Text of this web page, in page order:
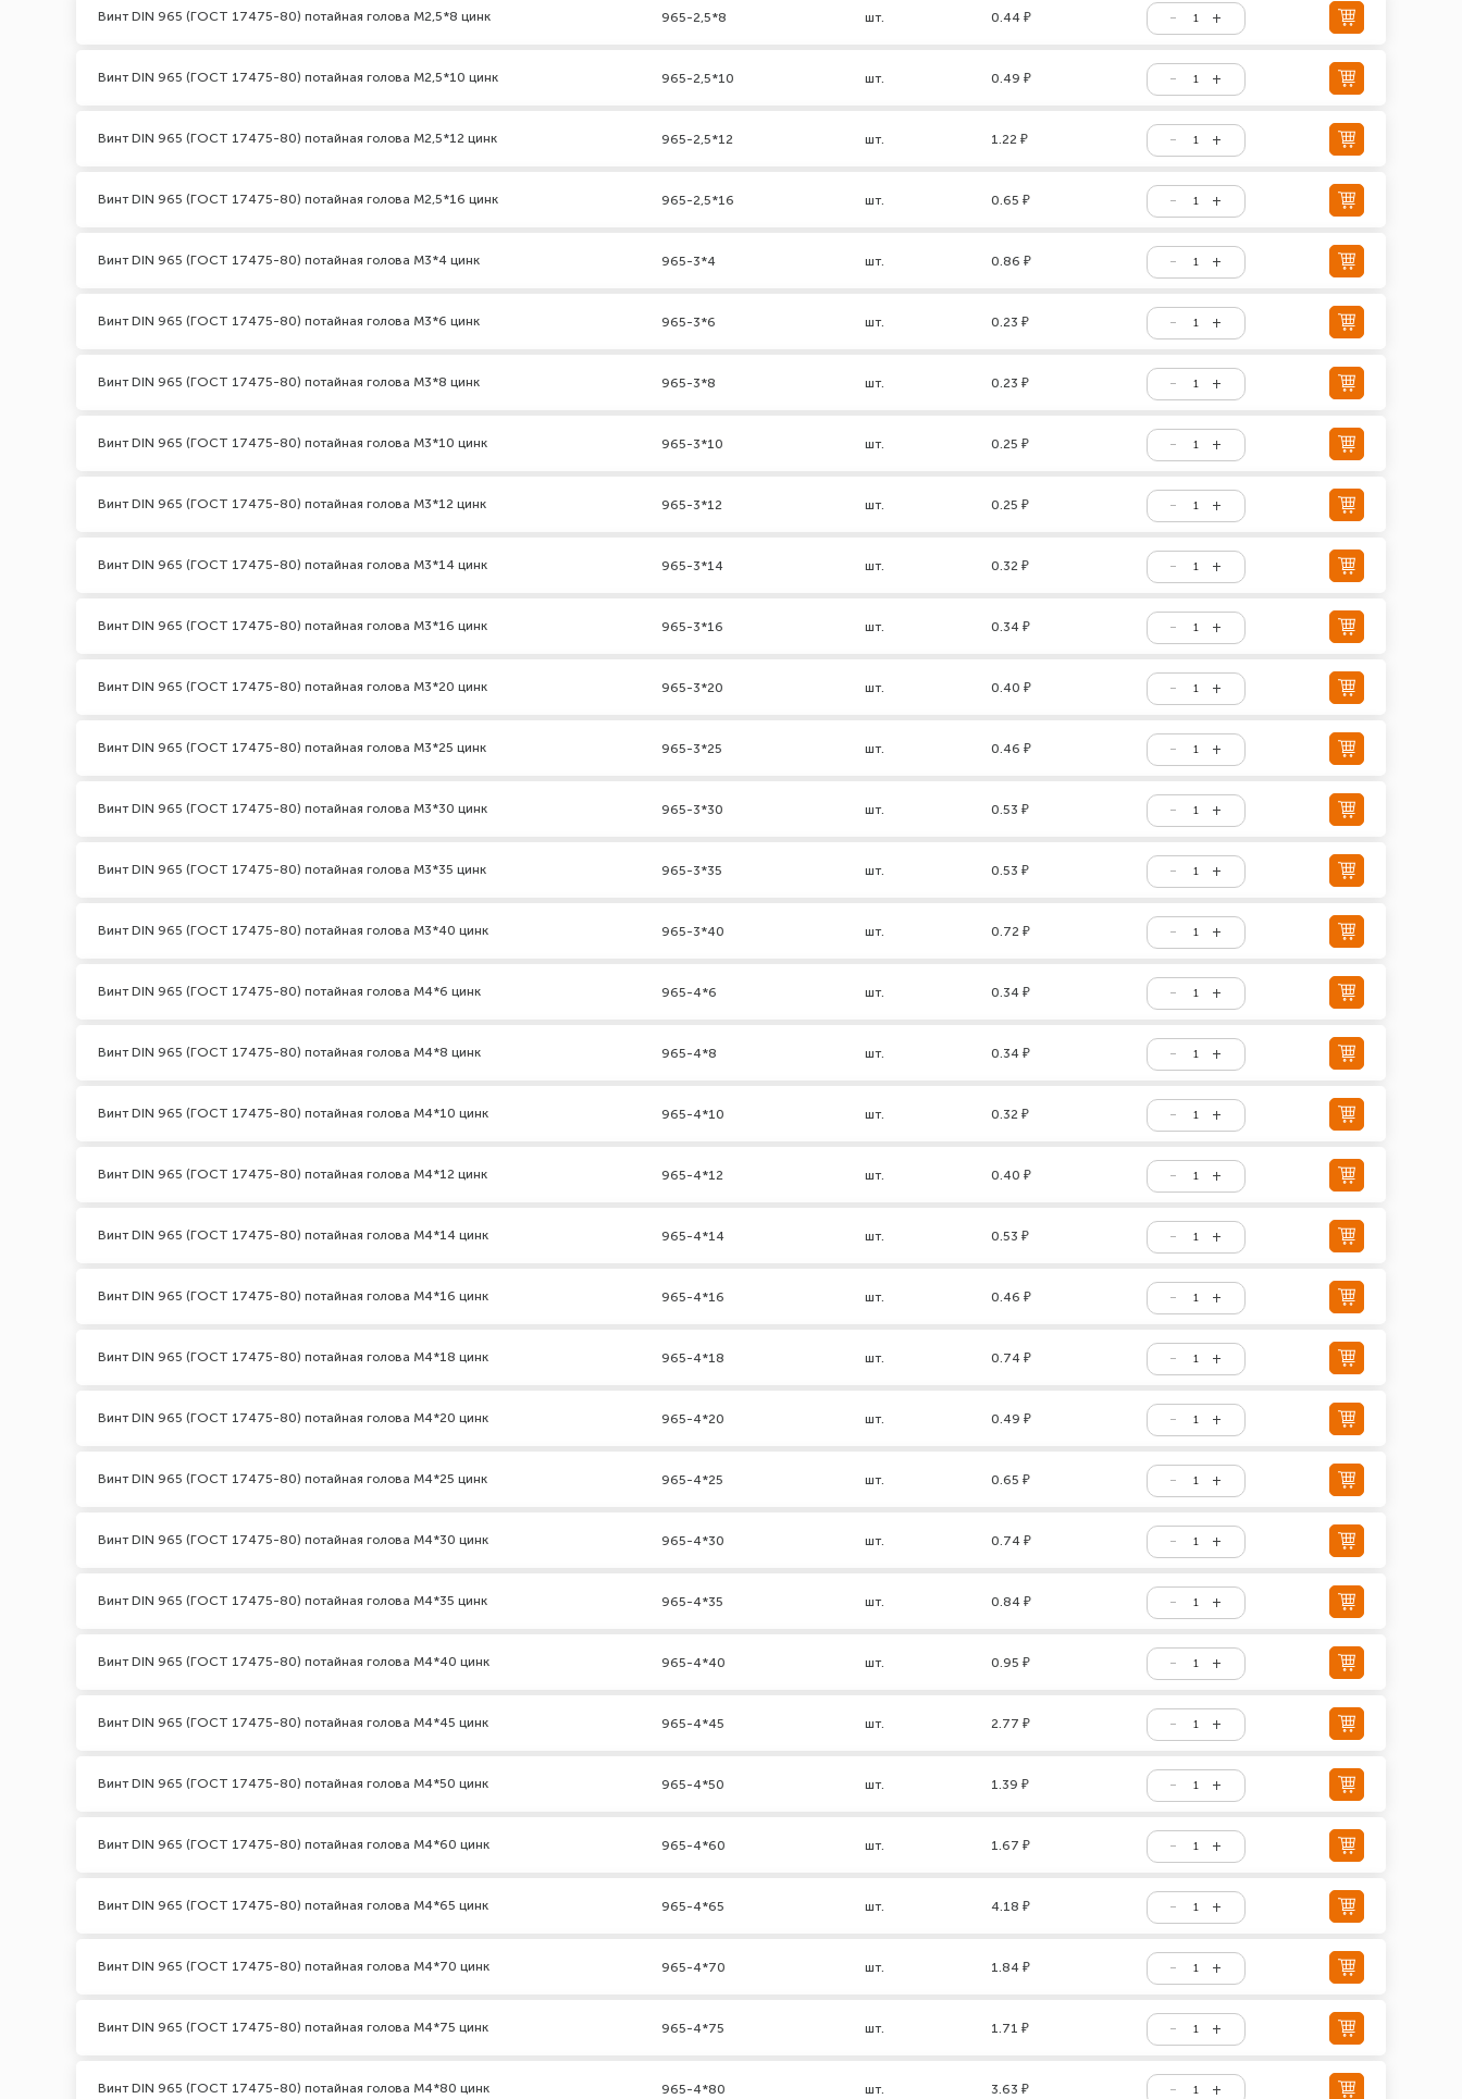
Винт DIN 965 (ГОСТ 17475-80) потайная голова М2,5*8 цинк 965-2,5*8 шт. 0.44 ₽
Винт DIN 965 (ГОСТ 17475-80) потайная голова М2,5*10 цинк 965-2,5*10 шт. 0.49 ₽
Винт DIN 965 (ГОСТ 17475-80) потайная голова М2,5*12 цинк 965-2,5*12 шт. 1.22 ₽
Винт DIN 965 (ГОСТ 17475-80) потайная голова М2,5*16 цинк 965-2,5*16 шт. 0.65 ₽
Винт DIN 965 (ГОСТ 17475-80) потайная голова М3*4 цинк 965-3*4 шт. 0.86 ₽
Винт DIN 965 (ГОСТ 17475-80) потайная голова М3*6 цинк 965-3*6 шт. 0.23 ₽
Винт DIN 965 (ГОСТ 17475-80) потайная голова М3*8 цинк 965-3*8 шт. 0.23 ₽
Винт DIN 965 (ГОСТ 17475-80) потайная голова М3*10 цинк 965-3*10 шт. 0.25 ₽
Винт DIN 965 (ГОСТ 17475-80) потайная голова М3*12 цинк 965-3*12 шт. 0.25 ₽
Винт DIN 965 (ГОСТ 17475-80) потайная голова М3*14 цинк 965-3*14 шт. 0.32 ₽
Винт DIN 965 (ГОСТ 17475-80) потайная голова М3*16 цинк 965-3*16 шт. 0.34 ₽
Винт DIN 965 (ГОСТ 17475-80) потайная голова М3*20 цинк 965-3*20 шт. 0.40 ₽
Винт DIN 965 (ГОСТ 17475-80) потайная голова М3*25 цинк 965-3*25 шт. 0.46 ₽
Винт DIN 965 (ГОСТ 17475-80) потайная голова М3*30 цинк 965-3*30 шт. 0.53 ₽
Винт DIN 965 (ГОСТ 17475-80) потайная голова М3*35 цинк 965-3*35 шт. 0.53 ₽
Винт DIN 965 (ГОСТ 17475-80) потайная голова М3*40 цинк 965-3*40 шт. 0.72 ₽
Винт DIN 965 (ГОСТ 17475-80) потайная голова М4*6 цинк 965-4*6 шт. 0.34 ₽
Винт DIN 965 (ГОСТ 17475-80) потайная голова М4*8 цинк 965-4*8 шт. 0.34 ₽
Винт DIN 965 (ГОСТ 17475-80) потайная голова М4*10 цинк 965-4*10 шт. 0.32 ₽
Винт DIN 965 (ГОСТ 17475-80) потайная голова М4*12 цинк 965-4*12 шт. 0.40 ₽
Винт DIN 965 (ГОСТ 17475-80) потайная голова М4*14 цинк 965-4*14 шт. 0.53 ₽
Винт DIN 965 (ГОСТ 17475-80) потайная голова М4*16 цинк 965-4*16 шт. 0.46 ₽
Винт DIN 965 (ГОСТ 17475-80) потайная голова М4*18 цинк 965-4*18 шт. 0.74 ₽
Винт DIN 965 (ГОСТ 17475-80) потайная голова М4*20 цинк 965-4*20 шт. 0.49 ₽
Винт DIN 965 (ГОСТ 17475-80) потайная голова М4*25 цинк 965-4*25 шт. 0.65 ₽
Винт DIN 965 (ГОСТ 17475-80) потайная голова М4*30 цинк 965-4*30 шт. 0.74 ₽
Винт DIN 965 (ГОСТ 17475-80) потайная голова М4*35 цинк 965-4*35 шт. 0.84 ₽
Винт DIN 965 (ГОСТ 17475-80) потайная голова М4*40 цинк 965-4*40 шт. 0.95 ₽
Винт DIN 965 (ГОСТ 17475-80) потайная голова М4*45 цинк 965-4*45 шт. 2.77 ₽
Винт DIN 965 (ГОСТ 17475-80) потайная голова М4*50 цинк 965-4*50 шт. 1.39 ₽
Винт DIN 965 (ГОСТ 17475-80) потайная голова М4*60 цинк 965-4*60 шт. 1.67 ₽
Винт DIN 965 (ГОСТ 17475-80) потайная голова М4*65 цинк 965-4*65 шт. 4.18 ₽
Винт DIN 965 (ГОСТ 17475-80) потайная голова М4*70 цинк 965-4*70 шт. 1.84 ₽
Винт DIN 965 (ГОСТ 17475-80) потайная голова М4*75 цинк 965-4*75 шт. 1.71 ₽
Винт DIN 965 (ГОСТ 17475-80) потайная голова М4*80 цинк 965-4*80 шт. 3.63 ₽